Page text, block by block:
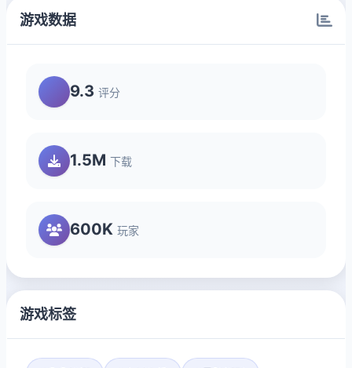
游戏数据
9.3 评分
1.5M 下载
600K 玩家
游戏标签